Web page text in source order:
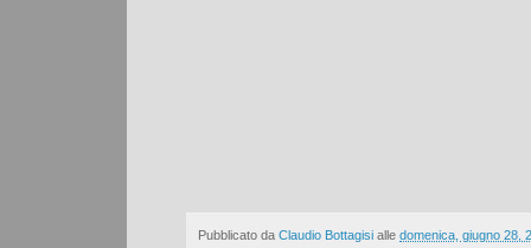
Pubblicato da Claudio Bottagisi alle domenica, giugno 28,